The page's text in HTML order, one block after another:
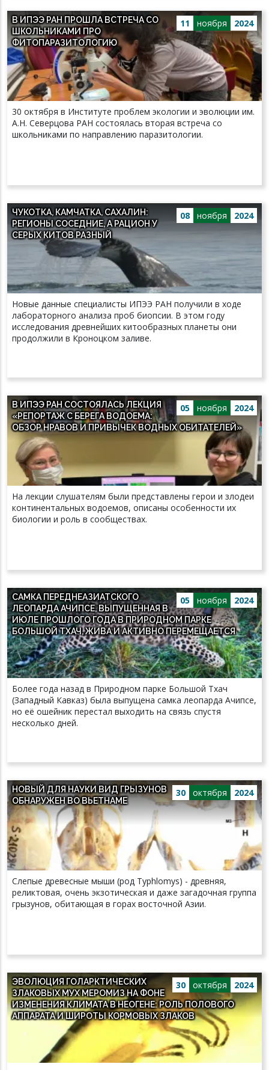
11 ноября 2024
В ИПЭЭ РАН ПРОШЛА ВСТРЕЧА СО
ШКОЛЬНИКАМИ ПРО
ФИТОПАРАЗИТОЛОГИЮ
30 октября в Институте проблем экологии и эволюции им.
А.Н. Северцова РАН состоялась вторая встреча со
школьниками по направлению паразитологии.
08 ноября 2024
ЧУКОТКА, КАМЧАТКА, САХАЛИН:
РЕГИОНЫ СОСЕДНИЕ, А РАЦИОН У
СЕРЫХ КИТОВ РАЗНЫЙ
Новые данные специалисты ИПЭЭ РАН получили в ходе
лабораторного анализа проб биопсии. В этом году
исследования древнейших китообразных планеты они
продолжили в Кроноцком заливе.
05 ноября 2024
В ИПЭЭ РАН СОСТОЯЛАСЬ ЛЕКЦИЯ
«РЕПОРТАЖ С БЕРЕГА ВОДОЕМА:
ОБЗОР НРАВОВ И ПРИВЫЧЕК ВОДНЫХ ОБИТАТЕЛЕЙ»
На лекции слушателям были представлены герои и злодеи
континентальных водоемов, описаны особенности их
биологии и роль в сообществах.
05 ноября 2024
САМКА ПЕРЕДНЕАЗИАТСКОГО
ЛЕОПАРДА АЧИПСЕ, ВЫПУЩЕННАЯ В
ИЮЛЕ ПРОШЛОГО ГОДА В ПРИРОДНОМ ПАРКЕ
БОЛЬШОЙ ТХАЧ, ЖИВА И АКТИВНО ПЕРЕМЕЩАЕТСЯ
Более года назад в Природном парке Большой Тхач
(Западный Кавказ) была выпущена самка леопарда Ачипсе,
но её ошейник перестал выходить на связь спустя
несколько дней.
30 октября 2024
НОВЫЙ ДЛЯ НАУКИ ВИД ГРЫЗУНОВ
ОБНАРУЖЕН ВО ВЬЕТНАМЕ
Слепые древесные мыши (род Typhlomys) - древняя,
реликтовая, очень экзотическая и даже загадочная группа
грызунов, обитающая в горах восточной Азии.
30 октября 2024
ЭВОЛЮЦИЯ ГОЛАРКТИЧЕСКИХ
ЗЛАКОВЫХ МУХ МЕРОМИЗ НА ФОНЕ
ИЗМЕНЕНИЯ КЛИМАТА В НЕОГЕНЕ: РОЛЬ ПОЛОВОГО
АППАРАТА И ШИРОТЫ КОРМОВЫХ ЗЛАКОВ